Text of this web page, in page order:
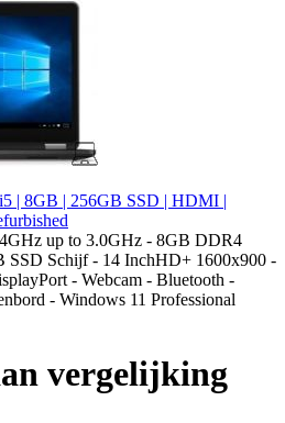
| 8GB | 256GB SSD | HDMI |
up to 3.0GHz - 8GB DDR4
SSD Schijf - 14 InchHD+ 1600x900 -
- Webcam - Bluetooth -
- Windows 11 Professional
vergelijking